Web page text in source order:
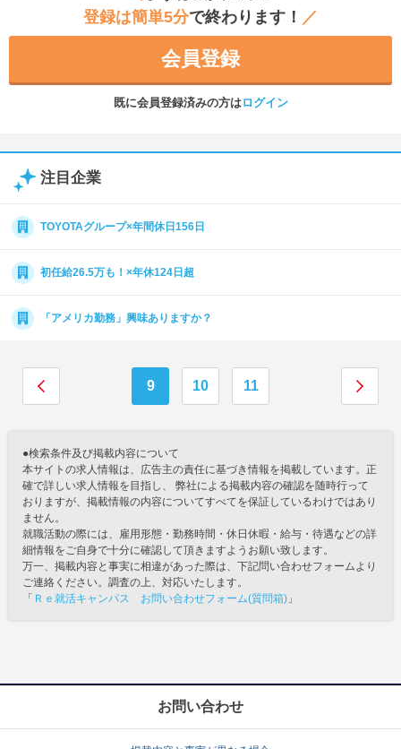
登録は簡単5分で終わります！ ／
会員登録
既に会員登録済みの方はログイン
注目企業
TOYOTAグループ×年間休日156日
初任給26.5万も！×年休124日超
「アメリカ勤務」興味ありますか？
9 10 11
●検索条件及び掲載内容について
本サイトの求人情報は、広告主の責任に基づき情報を掲載しています。正
確で詳しい求人情報を目指し、 弊社による掲載内容の確認を随時行って
おりますが、掲載情報の内容についてすべてを保証しているわけではあり
ません。
就職活動の際には、雇用形態・勤務時間・休日休暇・給与・待遇などの詳
細情報をご自身で十分に確認して頂きますようお願い致します。
万一、掲載内容と事実に相違があった際は、下記問い合わせフォームより
ご連絡ください。調査の上、対応いたします。
「 Ｒｅ就活キャンパス お問い合わせフォーム(質問箱) 」
お問い合わせ